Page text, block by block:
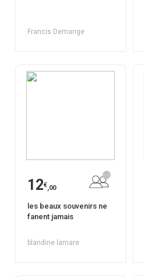
Francis Demange
12€,00
les beaux souvenirs ne
fanent jamais
blandine lamare